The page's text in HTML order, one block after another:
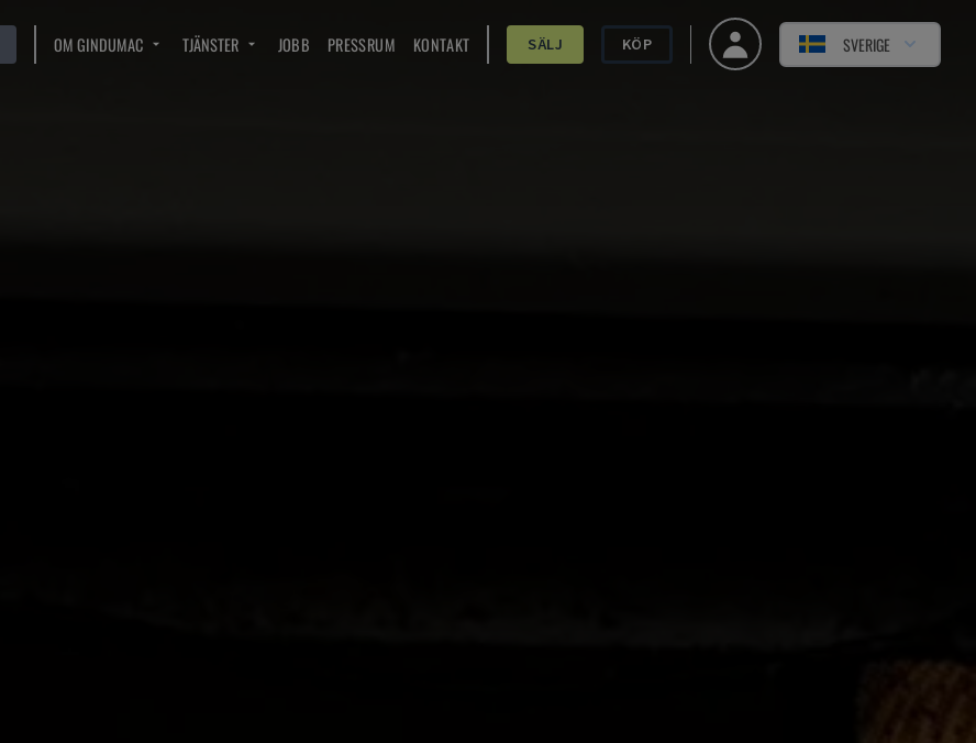
OM GINDUMAC TJÄNSTER JOBB PRESSRUM KONTAKT SÄLJ KÖP SVERIGE